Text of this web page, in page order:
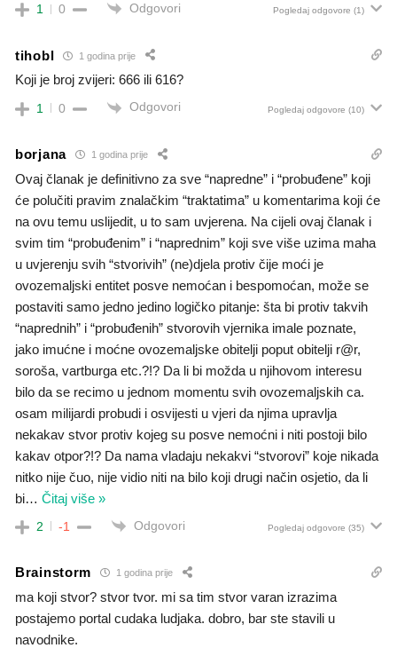
1 0 Odgovori Pogledaj odgovore (1)
tihobl 1 godina prije
Koji je broj zvijeri: 666 ili 616?
1 0 Odgovori Pogledaj odgovore (10)
borjana 1 godina prije
Ovaj članak je definitivno za sve “napredne” i “probuđene” koji
će polučiti pravim znalačkim “traktatima” u komentarima koji će
na ovu temu uslijedit, u to sam uvjerena. Na cijeli ovaj članak i
svim tim “probuđenim” i “naprednim” koji sve više uzima maha
u uvjerenju svih “stvorivih” (ne)djela protiv čije moći je
ovozemaljski entitet posve nemoćan i bespomoćan, može se
postaviti samo jedno jedino logičko pitanje: šta bi protiv takvih
“naprednih” i “probuđenih” stvorovih vjernika imale poznate,
jako imućne i moćne ovozemaljske obitelji poput obitelji r@r,
soroša, vartburga etc.?!? Da li bi možda u njihovom interesu
bilo da se recimo u jednom momentu svih ovozemaljskih ca.
osam milijardi probudi i osvijesti u vjeri da njima upravlja
nekakav stvor protiv kojeg su posve nemoćni i niti postoji bilo
kakav otpor?!? Da nama vladaju nekakvi “stvorovi” koje nikada
nitko nije čuo, nije vidio niti na bilo koji drugi način osjetio, da li
bi… Čitaj više »
2 -1 Odgovori Pogledaj odgovore (35)
Brainstorm 1 godina prije
ma koji stvor? stvor tvor. mi sa tim stvor varan izrazima
postajemo portal cudaka ludjaka. dobro, bar ste stavili u
navodnike.